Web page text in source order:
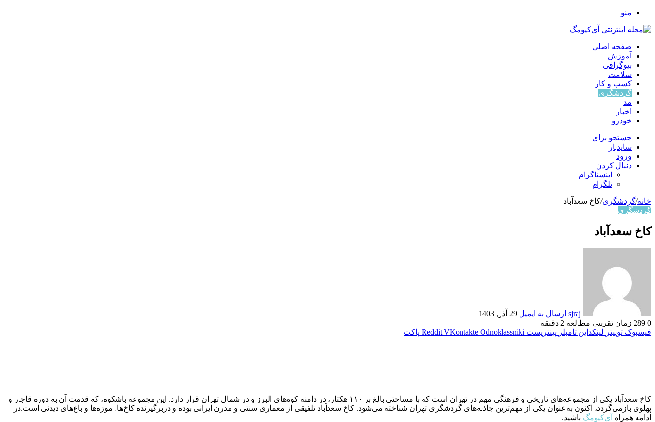
منو
صفحه اصلی
آموزش
بیوگرافی
سلامت
کسب و کار
گردشگری
مد
اخبار
خودرو
جستجو برای
سایدبار
ورود
دنبال کردن
اینستاگرام
تلگرام
خانه/گردشگری/کاخ سعدآباد
گردشگری
کاخ سعدآباد
sjraj ارسال به ایمیل 29 آذر, 1403
0
زمان تقریبی مطالعه 2 دقیقه
فیسبوک توییتر لینکداین تامبلر پینتریست Reddit VKontakte Odnoklassniki پاکت
کاخ سعدآباد یکی از مجموعه‌های تاریخی و فرهنگی مهم در تهران است که با مساحتی بالغ بر ۱۱۰ هکتار، در دامنه کوه‌های البرز و در شمال تهران قرار دارد. این مجموعه باشکوه، که قدمت آن به دوره قاجار و
پهلوی بازمی‌گردد، اکنون به‌عنوان یکی از مهم‌ترین جاذبه‌های گردشگری تهران شناخته می‌شود. کاخ سعدآباد تلفیقی از معماری سنتی و مدرن ایرانی بوده و دربرگیرنده کاخ‌ها، موزه‌ها و باغ‌های دیدنی است.در
ادامه همراه آی‌کیو‌مگ باشید.